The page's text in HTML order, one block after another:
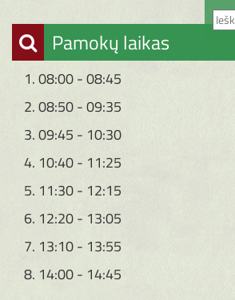
Pamokų laikas
1. 08:00 - 08:45
2. 08:50 - 09:35
3. 09:45 - 10:30
4. 10:40 - 11:25
5. 11:30 - 12:15
6. 12:20 - 13:05
7. 13:10 - 13:55
8. 14:00 - 14:45